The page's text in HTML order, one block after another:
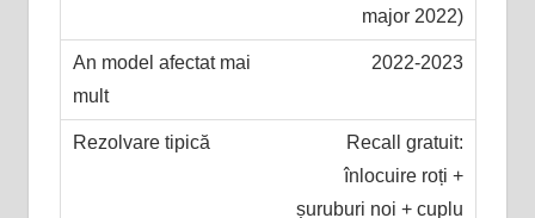
major 2022)
2022-2023
Recall gratuit:
înlocuire roți +
șuruburi noi + cuplu